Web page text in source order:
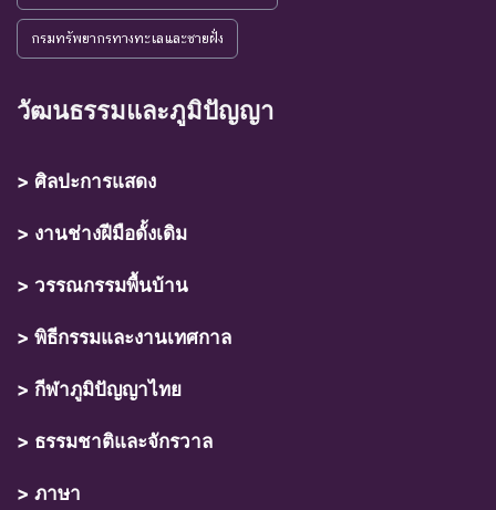
กรมทรัพยากรทางทะเลและชายฝั่ง
วัฒนธรรมและภูมิปัญญา
> ศิลปะการแสดง
> งานช่างฝีมือดั้งเดิม
> วรรณกรรมพื้นบ้าน
> พิธีกรรมและงานเทศกาล
> กีฬาภูมิปัญญาไทย
> ธรรมชาติและจักรวาล
> ภาษา